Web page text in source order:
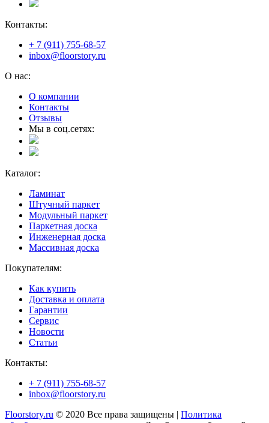
Контакты:
+ 7 (911) 755-68-57
inbox@floorstory.ru
О нас:
О компании
Контакты
Отзывы
Мы в соц.сетях:
Каталог:
Ламинат
Штучный паркет
Модульный паркет
Паркетная доска
Инженерная доска
Массивная доска
Покупателям:
Как купить
Доставка и оплата
Гарантии
Сервис
Новости
Статьи
Контакты:
+ 7 (911) 755-68-57
inbox@floorstory.ru
Floorstory.ru © 2020 Все права защищены | Политика